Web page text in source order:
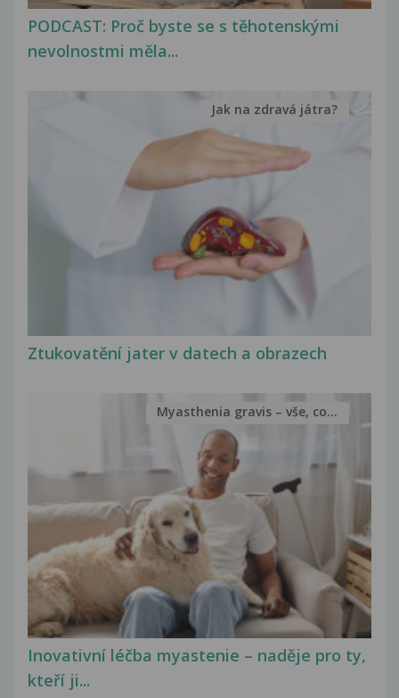
PODCAST: Proč byste se s těhotenskými
nevolnostmi měla...
Ztukovatění jater v datech a obrazech
Jak na zdravá játra?
Inovativní léčba myastenie – naděje pro ty,
kteří ji...
Myasthenia gravis – vše, co...